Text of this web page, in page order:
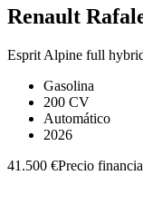
Renault
Esprit Alpine full
Gasolina
200 CV
Automático
2026
41.500 €Precio